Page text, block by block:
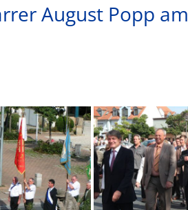
August Popp am